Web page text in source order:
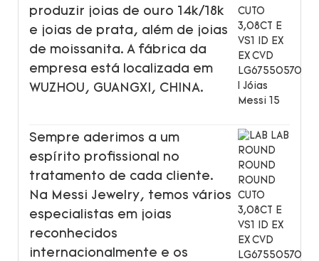
produzir joias de ouro 14k/18k
e joias de prata, além de joias
de moissanita. A fábrica da
empresa está localizada em
WUZHOU, GUANGXI, CHINA.
Sempre aderimos a um
espírito profissional no
tratamento de cada cliente.
Na Messi Jewelry, temos vários
especialistas em joias
reconhecidos
internacionalmente e os